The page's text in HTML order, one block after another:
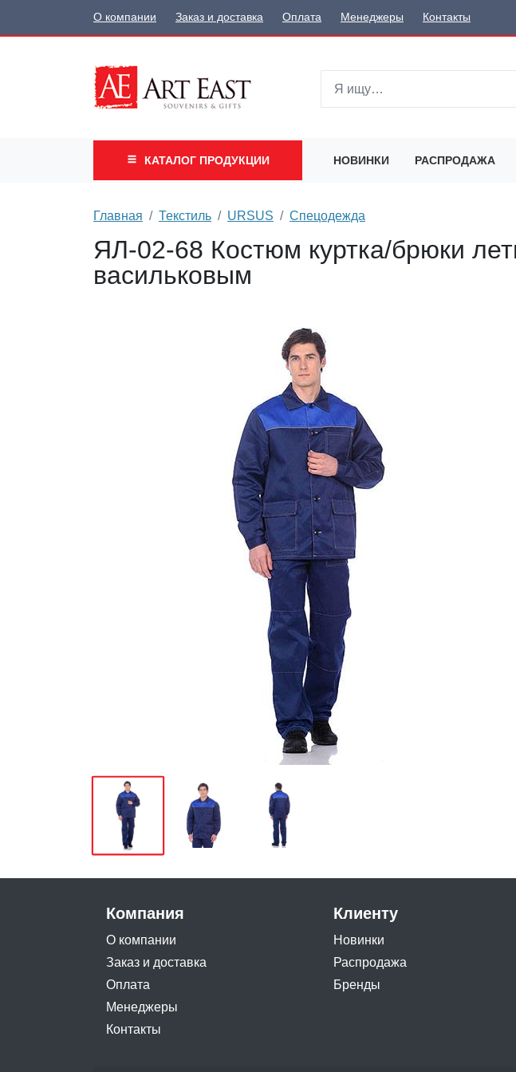
О компании Заказ и доставка Оплата Менеджеры Контакты
КАТАЛОГ ПРОДУКЦИИ НОВИНКИ РАСПРОДАЖА
Главная Текстиль URSUS Спецодежда
ЯЛ-02-68 Костюм куртка/брюки
васильковым
Компания
О компании
Заказ и доставка
Оплата
Менеджеры
Контакты
Клиенту
Новинки
Распродажа
Бренды